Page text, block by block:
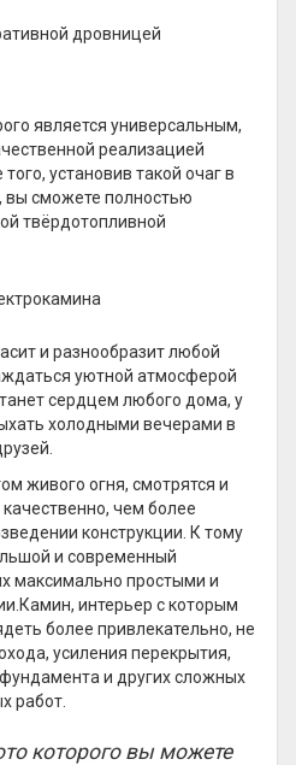
является универсальным,
реализацией
установив такой очаг в
вы сможете полностью
твёрдотопливной
и разнообразит любой
уютной атмосферой
сердцем любого дома, у
холодными вечерами в
живого огня, смотрятся и
чем более
конструкции. К тому
и современный
максимально простыми и
интерьер с которым
более привлекательно, не
усиления перекрытия,
и других сложных
работ.
которого вы можете